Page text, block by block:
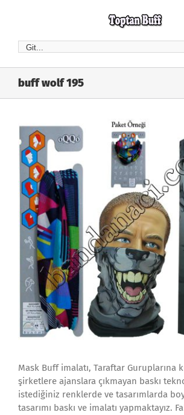
Git...
buff wolf 195
Mask Buff imalatı, Taraftar Guruplarına
şirketlere ajanslara çıkmayan baskı
istediğiniz renklerde ve tasarımlarda
tasarımı baskı ve imalatı yapmaktayız.